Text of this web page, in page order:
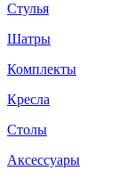
Стулья
Шатры
Комплекты
Кресла
Столы
Аксессуары